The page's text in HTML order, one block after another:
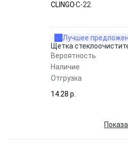
CLINGOC-22
Лучшее
Щетка
Вероятность
Наличие
Отгрузка
14.28 p.